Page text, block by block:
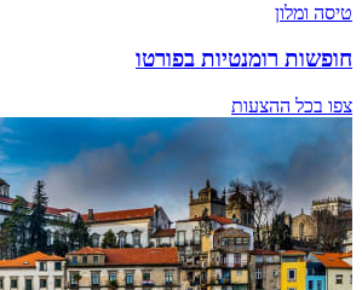
טיסה ומלון
חופשות רומנטיות בפורטו
צפו בכל ההצעות